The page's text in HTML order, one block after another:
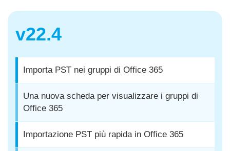
v22.4
Importa PST nei gruppi di Office 365
Una nuova scheda per visualizzare i gruppi di
Office 365
Importazione PST più rapida in Office 365